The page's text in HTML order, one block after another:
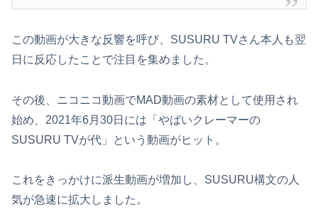
この動画が大きな反響を呼び、SUSURU TVさん本人も翌
日に反応したことで注目を集めました。
その後、ニコニコ動画でMAD動画の素材として使用され
始め、2021年6月30日には「やばいクレーマーの
SUSURU TVが代」という動画がヒット。
これをきっかけに派生動画が増加し、SUSURU構文の人
気が急速に拡大しました。